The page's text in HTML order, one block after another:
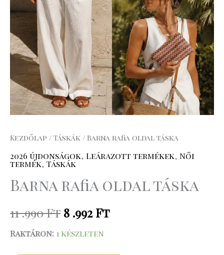
Kezdőlap / Táskák / Barna rafia oldal táska
2026 újdonságok, Leárazott termékek, Női
termék, Táskák
Barna rafia oldal táska
11 .990Ft 8 .992 Ft
Raktáron: 1 készleten